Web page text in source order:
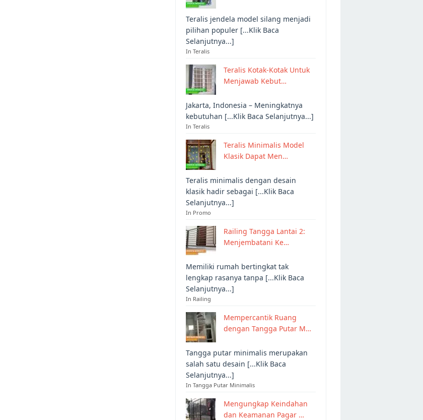
Teralis jendela model silang menjadi
pilihan populer [...Klik Baca
Selanjutnya...]
In Teralis
Teralis Kotak-Kotak Untuk
Menjawab Kebut…
Jakarta, Indonesia – Meningkatnya
kebutuhan [...Klik Baca Selanjutnya...]
In Teralis
Teralis Minimalis Model
Klasik Dapat Men…
Teralis minimalis dengan desain
klasik hadir sebagai [...Klik Baca
Selanjutnya...]
In Promo
Railing Tangga Lantai 2:
Menjembatani Ke…
Memiliki rumah bertingkat tak
lengkap rasanya tanpa [...Klik Baca
Selanjutnya...]
In Railing
Mempercantik Ruang
dengan Tangga Putar M…
Tangga putar minimalis merupakan
salah satu desain [...Klik Baca
Selanjutnya...]
In Tangga Putar Minimalis
Mengungkap Keindahan
dan Keamanan Pagar …